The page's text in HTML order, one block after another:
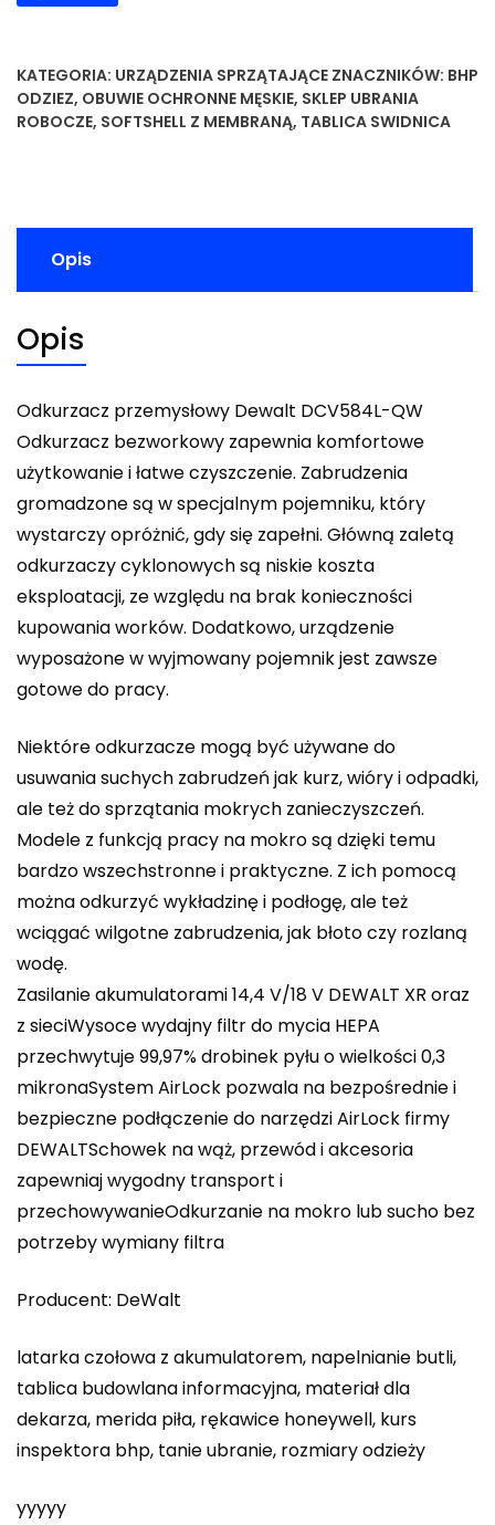
KATEGORIA: URZĄDZENIA SPRZĄTAJĄCE ZNACZNIKÓW: BHP
ODZIEZ, OBUWIE OCHRONNE MĘSKIE, SKLEP UBRANIA
ROBOCZE, SOFTSHELL Z MEMBRANĄ, TABLICA SWIDNICA
Opis
Opis
Odkurzacz przemysłowy Dewalt DCV584L-QW
Odkurzacz bezworkowy zapewnia komfortowe
użytkowanie i łatwe czyszczenie. Zabrudzenia
gromadzone są w specjalnym pojemniku, który
wystarczy opróżnić, gdy się zapełni. Główną zaletą
odkurzaczy cyklonowych są niskie koszta
eksploatacji, ze względu na brak konieczności
kupowania worków. Dodatkowo, urządzenie
wyposażone w wyjmowany pojemnik jest zawsze
gotowe do pracy.
Niektóre odkurzacze mogą być używane do
usuwania suchych zabrudzeń jak kurz, wióry i odpadki,
ale też do sprzątania mokrych zanieczyszczeń.
Modele z funkcją pracy na mokro są dzięki temu
bardzo wszechstronne i praktyczne. Z ich pomocą
można odkurzyć wykładzinę i podłogę, ale też
wciągać wilgotne zabrudzenia, jak błoto czy rozlaną
wodę.
Zasilanie akumulatorami 14,4 V/18 V DEWALT XR oraz
z sieciWysoce wydajny filtr do mycia HEPA
przechwytuje 99,97% drobinek pyłu o wielkości 0,3
mikronaSystem AirLock pozwala na bezpośrednie i
bezpieczne podłączenie do narzędzi AirLock firmy
DEWALTSchowek na wąż, przewód i akcesoria
zapewniaj wygodny transport i
przechowywanieOdkurzanie na mokro lub sucho bez
potrzeby wymiany filtra
Producent: DeWalt
latarka czołowa z akumulatorem, napelnianie butli,
tablica budowlana informacyjna, materiał dla
dekarza, merida piła, rękawice honeywell, kurs
inspektora bhp, tanie ubranie, rozmiary odzieży
yyyyy